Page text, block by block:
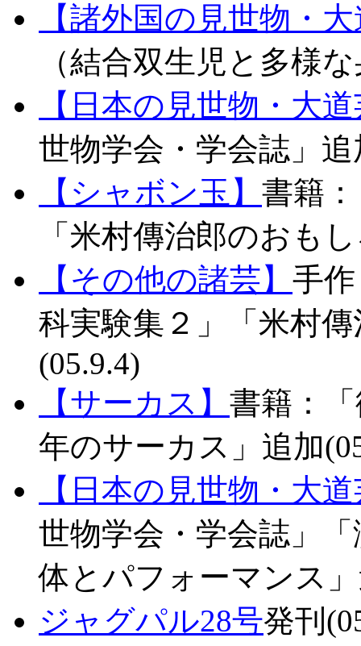
【諸外国の見世物・
（結合双生児と多様
【日本の見世物・大
世物学会・学会誌」追
【シャボン玉】 書籍
「米村傳治郎のおも
【その他の諸芸】 手
科実験集２」「米村
(05.9.4)
【サーカス】 書籍：
年のサーカス」追加
【日本の見世物・大
世物学会・学会誌」
体とパフォーマンス
ジャグパル28号発刊